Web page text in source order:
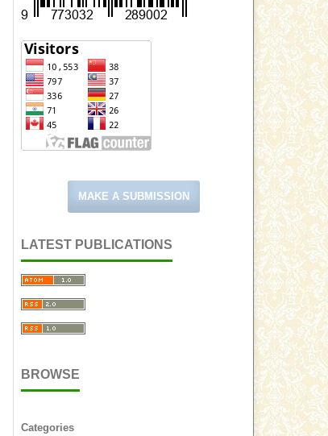
MAKE A SUBMISSION
LATEST PUBLICATIONS
BROWSE
Categories